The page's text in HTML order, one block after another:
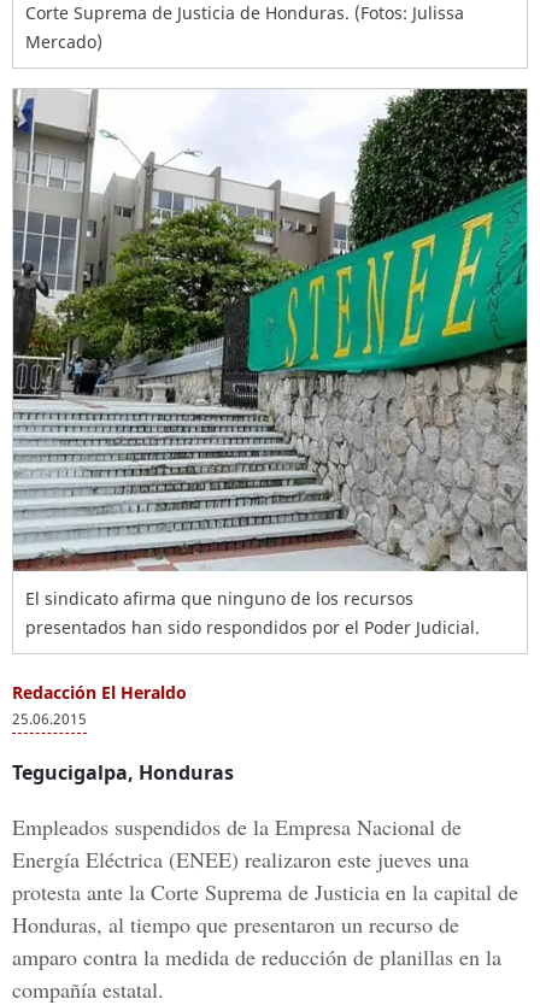
Corte Suprema de Justicia de Honduras. (Fotos: Julissa
Mercado)
El sindicato afirma que ninguno de los recursos
presentados han sido respondidos por el Poder Judicial.
Redacción El Heraldo
25.06.2015
Tegucigalpa, Honduras
Empleados suspendidos de la Empresa Nacional de
Energía Eléctrica (ENEE) realizaron este jueves una
protesta ante la Corte Suprema de Justicia en la capital de
Honduras, al tiempo que presentaron un recurso de
amparo contra la medida de reducción de planillas en la
compañía estatal.